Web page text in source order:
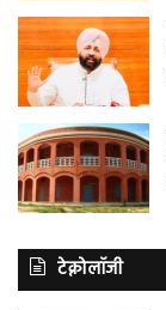
टेक्नोलॉजी